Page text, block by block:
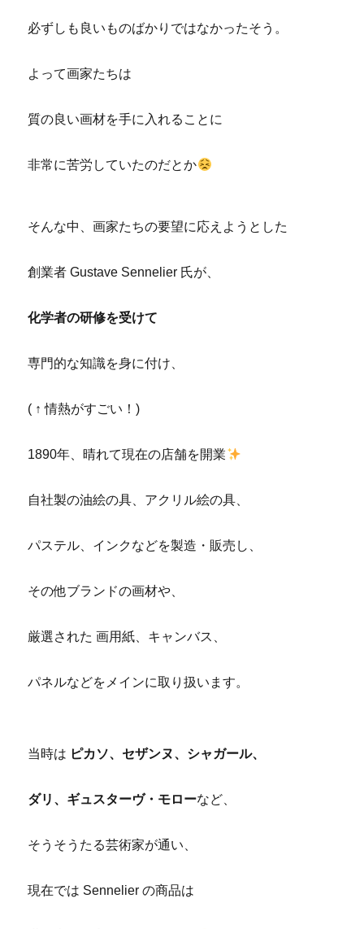
必ずしも良いものばかりではなかったそう。
よって画家たちは
質の良い画材を手に入れることに
非常に苦労していたのだとか
そんな中、画家たちの要望に応えようとした
創業者 Gustave Sennelier 氏が、
化学者の研修を受けて
専門的な知識を身に付け、
( ↑ 情熱がすごい！)
1890年、晴れて現在の店舗を開業
自社製の油絵の具、アクリル絵の具、
パステル、インクなどを製造・販売し、
その他ブランドの画材や、
厳選された 画用紙、キャンバス、
パネルなどをメインに取り扱います。
当時は ピカソ、セザンヌ、シャガール、
ダリ、ギュスターヴ・モローなど、
そうそうたる芸術家が通い、
現在では Sennelier の商品は